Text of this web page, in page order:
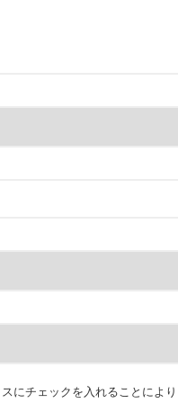
にチェックを入れることによ